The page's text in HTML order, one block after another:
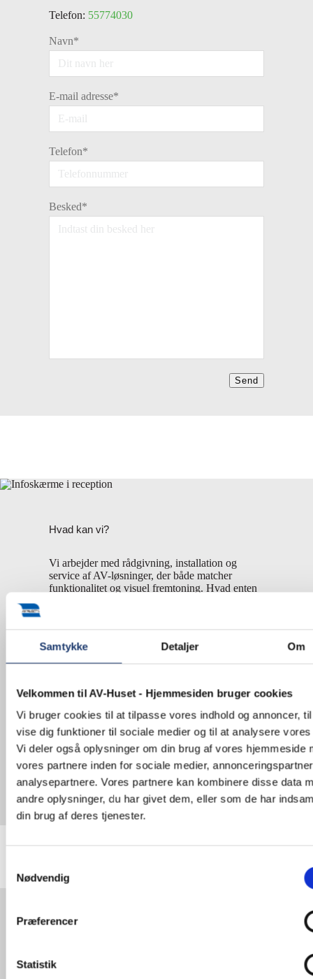
Samtykke Detaljer Om
Velkommen til AV-Huset - Hjemmesiden bruger cookies
Vi bruger cookies til at tilpasse vores indhold og annoncer,
vise dig funktioner til sociale medier og til at analysere
Vi deler også oplysninger om din brug af vores hjemmeside
vores partnere inden for sociale medier,
analysepartnere. Vores partnere kan kombinere disse data
andre oplysninger, du har givet dem, eller som de har
din brug af deres tjenester.
Nødvendig
Præferencer
Statistik
Telefon: 55774030
Navn*
E-mail adresse*
Telefon*
Besked*
Send
Hvad kan vi?
Vi arbejder med rådgivning, installation og
service af AV-løsninger, der både matcher
funktionalitet og visuel fremtoning. Hvad enten
standardopsætninger tilskræddersyede
løsninger, hvor teknikken fx skal integreres
diskret i en historisk bygning. Vi tænker
utraditionelt og vil gerne udfordres, hvis I har
særlige behov for AV-installationer eller nye
idéer, der skal afprøves.
Hos os er det ikke teknologien, der skal fylde,
men det den muliggør: klar kommunikation,
effektivt samarbejde og inddragende oplevelser.
Vores kunder spænder bredt – fra virksomheder
alle er behovet for pålidelige og professionelle